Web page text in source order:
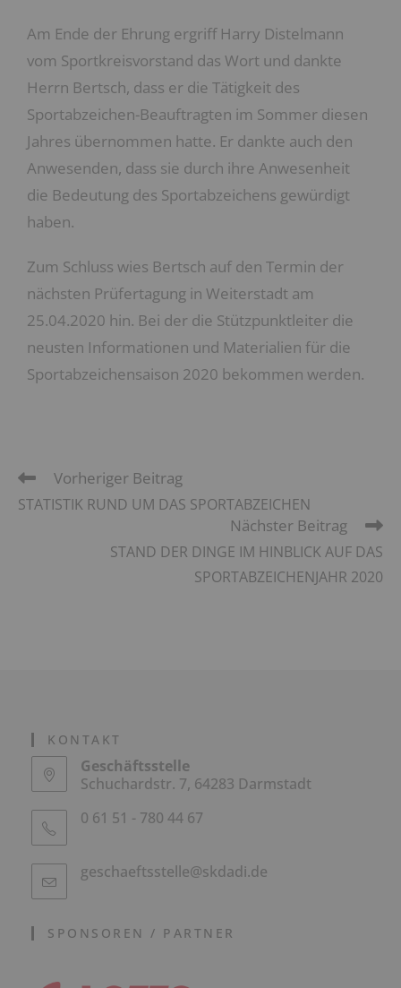
Am Ende der Ehrung ergriff Harry Distelmann
vom Sportkreisvorstand das Wort und dankte
Herrn Bertsch, dass er die Tätigkeit des
Sportabzeichen-Beauftragten im Sommer diesen
Jahres übernommen hatte. Er dankte auch den
Anwesenden, dass sie durch ihre Anwesenheit
die Bedeutung des Sportabzeichens gewürdigt
haben.
Zum Schluss wies Bertsch auf den Termin der
nächsten Prüfertagung in Weiterstadt am
25.04.2020 hin. Bei der die Stützpunktleiter die
neusten Informationen und Materialien für die
Sportabzeichensaison 2020 bekommen werden.
Vorheriger Beitrag
STATISTIK RUND UM DAS SPORTABZEICHEN
Nächster Beitrag
STAND DER DINGE IM HINBLICK AUF DAS
SPORTABZEICHENJAHR 2020
KONTAKT
Geschäftsstelle
Schuchardstr. 7, 64283 Darmstadt
0 61 51 - 780 44 67
geschaeftsstelle@skdadi.de
SPONSOREN / PARTNER